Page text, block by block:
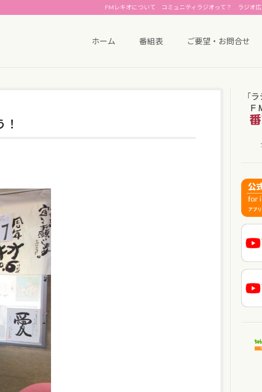
ラジオ
コミュニティラジオって？
FMレキオについて
ホーム 番組表 ご要望・お問合せ